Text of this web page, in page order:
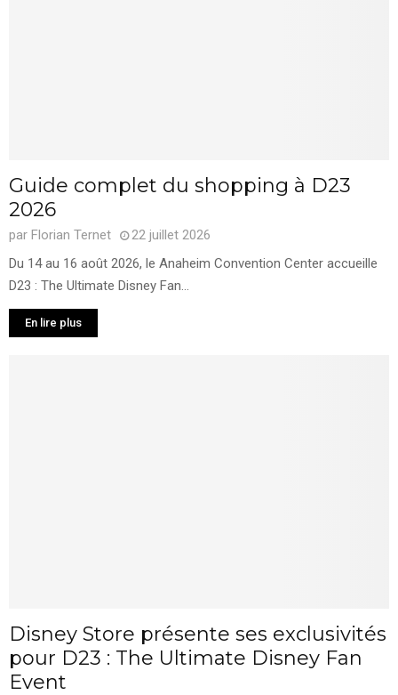
Guide complet du shopping à D23
2026
par Florian Ternet
22 juillet 2026
Du 14 au 16 août 2026, le Anaheim Convention Center accueille
D23 : The Ultimate Disney Fan...
En lire plus
Disney Store présente ses exclusivités
pour D23 : The Ultimate Disney Fan
Event